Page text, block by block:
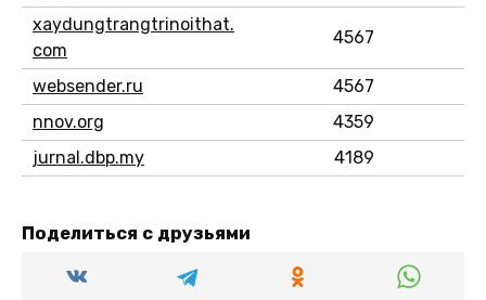
xaydungtrangtrinoithat.
com
4567
websender.ru
4567
nnov.org
4359
jurnal.dbp.my
4189
Поделиться с друзьями